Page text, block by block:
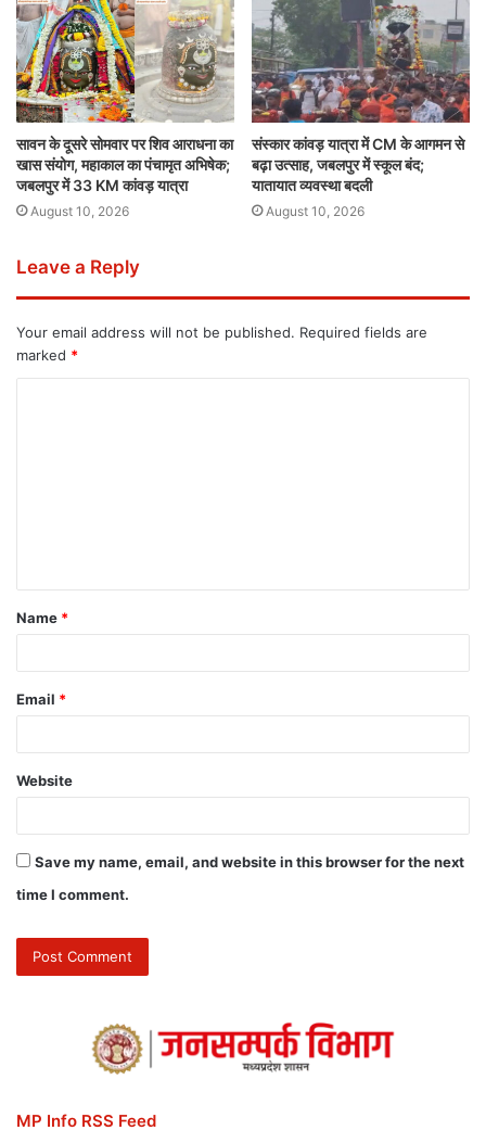
सावन के दूसरे सोमवार पर शिव आराधना का
खास संयोग, महाकाल का पंचामृत अभिषेक;
जबलपुर में 33 KM कांवड़ यात्रा
August 10, 2026
संस्कार कांवड़ यात्रा में CM के आगमन से
बढ़ा उत्साह, जबलपुर में स्कूल बंद;
यातायात व्यवस्था बदली
August 10, 2026
Leave a Reply
Your email address will not be published. Required fields are
marked *
Name *
Email *
Website
Save my name, email, and website in this browser for the next
time I comment.
MP Info RSS Feed